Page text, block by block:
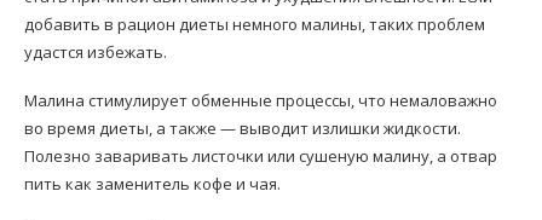
добавить в рацион диеты немного малины, таких проблем
удастся избежать.
Малина стимулирует обменные процессы, что немаловажно
во время диеты, а также — выводит излишки жидкости.
Полезно заваривать листочки или сушеную малину, а отвар
пить как заменитель кофе и чая.